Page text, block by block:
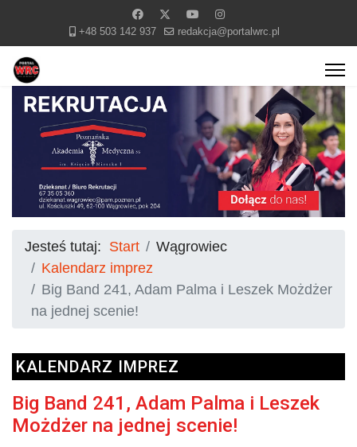
+48 503 142 937 redakcja@portalwrc.pl
Jesteś tutaj: Start
Wągrowiec
Kalendarz imprez
Big Band 241, Adam Palma i Leszek Możdżer
na jednej scenie!
KALENDARZ IMPREZ
Big Band 241, Adam Palma i Leszek
Możdżer na jednej scenie!